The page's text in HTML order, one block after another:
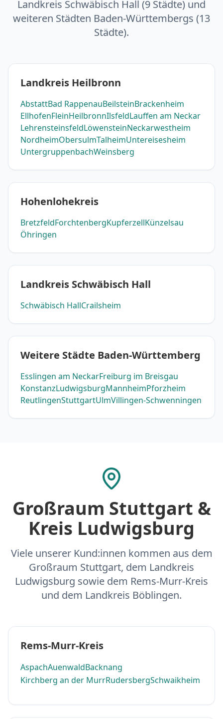
Landkreis Schwäbisch Hall (9 Städte) und
weiteren Städten Baden-Württembergs (13
Städte).
Landkreis Heilbronn
AbstattBad RappenauBeilsteinBrackenheim
EllhofenFleinHeilbronnIlsfeldLauffen am Neckar
LehrensteinsfeldLöwensteinNeckarwestheim
NordheimObersulmTalheimUntereisesheim
UntergruppenbachWeinsberg
Hohenlohekreis
BretzfeldForchtenbergKupferzellKünzelsau
Öhringen
Landkreis Schwäbisch Hall
Schwäbisch HallCrailsheim
Weitere Städte Baden-Württemberg
Esslingen am NeckarFreiburg im Breisgau
KonstanzLudwigsburgMannheimPforzheim
ReutlingenStuttgartUlmVillingen-Schwenningen
Großraum Stuttgart &
Kreis Ludwigsburg
Viele unserer Kund:innen kommen aus dem
Großraum Stuttgart, dem Landkreis
Ludwigsburg sowie dem Rems-Murr-Kreis
und dem Landkreis Böblingen.
Rems-Murr-Kreis
AspachAuenwaldBacknang
Kirchberg an der MurrRudersbergSchwaikheim